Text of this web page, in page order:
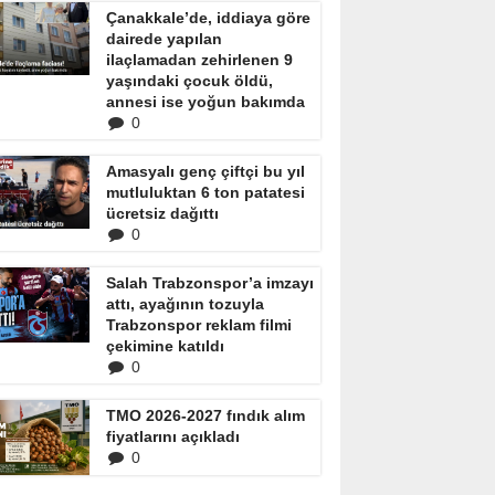
Çanakkale’de, iddiaya göre
dairede yapılan
ilaçlamadan zehirlenen 9
yaşındaki çocuk öldü,
annesi ise yoğun bakımda
0
Amasyalı genç çiftçi bu yıl
mutluluktan 6 ton patatesi
ücretsiz dağıttı
0
Salah Trabzonspor’a imzayı
attı, ayağının tozuyla
Trabzonspor reklam filmi
çekimine katıldı
0
TMO 2026-2027 fındık alım
fiyatlarını açıkladı
0